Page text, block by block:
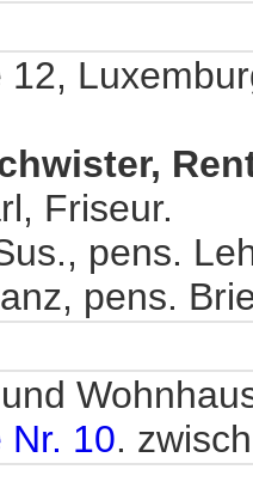
Friseur.
pens.
pens.
10.